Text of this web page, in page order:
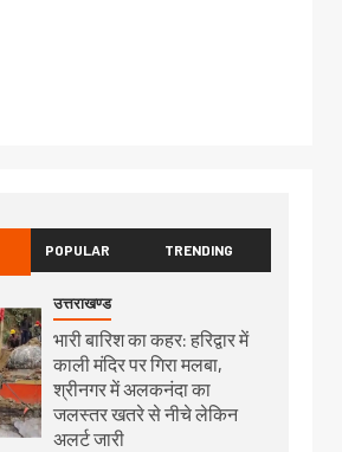
POPULAR TRENDING
उत्तराखण्ड
भारी बारिश का कहर: हरिद्वार में
काली मंदिर पर गिरा मलबा,
श्रीनगर में अलकनंदा का
जलस्तर खतरे से नीचे लेकिन
अलर्ट जारी